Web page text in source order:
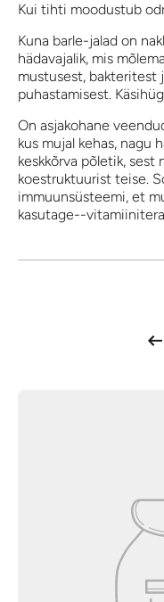
Kui tihti moodustub
Kuna barle-jalad on
hädavajalik, mis
mustusest, bakteritest
puhastamisest.
On asjakohane
kus mujal kehas, nagu
keskkõrva põletik, sest
koestruktuurist teise.
immuunsüsteemi, et
kasutage--